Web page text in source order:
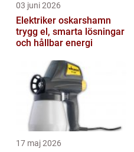
03 juni 2026
Elektriker oskarshamn
trygg el, smarta lösningar
och hållbar energi
17 maj 2026